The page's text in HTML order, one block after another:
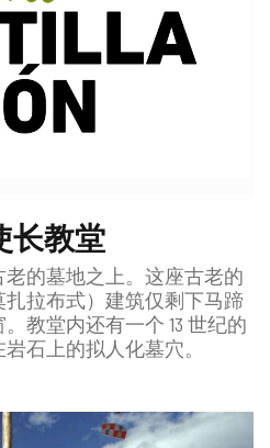
长教堂
的墓地之上。这座古老的
拉布式）建筑仅剩下马蹄
教堂内还有一个 13 世纪的
石上的拟人化墓穴。